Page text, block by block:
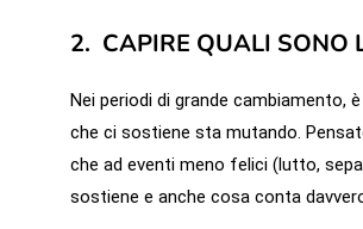
2. CAPIRE QUALI SONO
Nei periodi di grande cambiamento,
che ci sostiene sta mutando.
che ad eventi meno felici (lutto,
sostiene e anche cosa conta